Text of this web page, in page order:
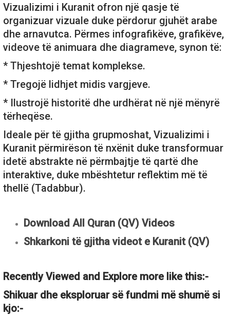
Vizualizimi i Kuranit ofron një qasje të
organizuar vizuale duke përdorur gjuhët arabe
dhe arnavutca. Përmes infografikëve, grafikëve,
videove të animuara dhe diagrameve, synon të:
* Thjeshtojë temat komplekse.
* Tregojë lidhjet midis vargjeve.
* Ilustrojë historitë dhe urdhërat në një mënyrë
tërheqëse.
Ideale për të gjitha grupmoshat, Vizualizimi i
Kuranit përmirëson të nxënit duke transformuar
idetë abstrakte në përmbajtje të qartë dhe
interaktive, duke mbështetur reflektim më të
thellë (Tadabbur).
Download All Quran (QV) Videos
Shkarkoni të gjitha videot e Kuranit (QV)
Recently Viewed and Explore more like this:-
Shikuar dhe eksploruar së fundmi më shumë si
kjo:-